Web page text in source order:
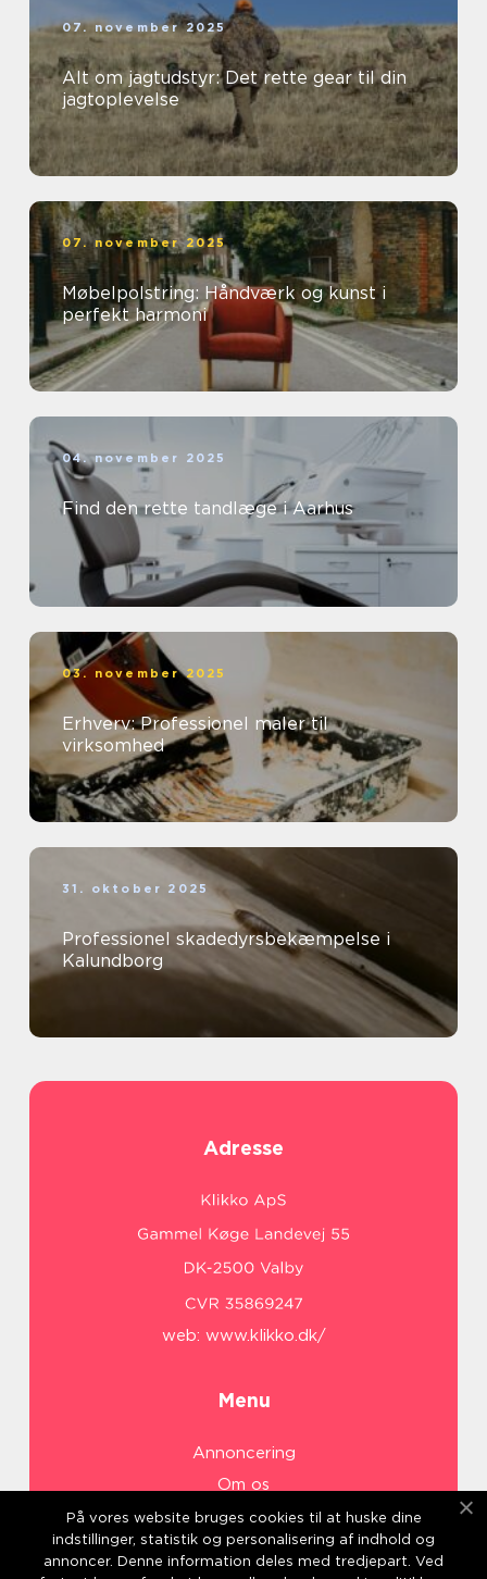
07. november 2025
Alt om jagtudstyr: Det rette gear til din
jagtoplevelse
07. november 2025
Møbelpolstring: Håndværk og kunst i
perfekt harmoni
04. november 2025
Find den rette tandlæge i Aarhus
03. november 2025
Erhverv: Professionel maler til
virksomhed
31. oktober 2025
Professionel skadedyrsbekæmpelse i
Kalundborg
Adresse
web: www.klikko.dk/
Menu
Annoncering
Om os
Cookies
Kontakt os
På vores website bruges cookies til at huske dine
indstillinger, statistik og personalisering af indhold og
annoncer. Denne information deles med tredjepart. Ved